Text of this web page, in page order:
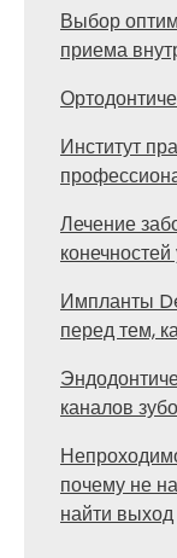
Выбор
приема
Институт
Лечение
конечностей
Импланты
перед тем,
каналов
почему не
найти выход